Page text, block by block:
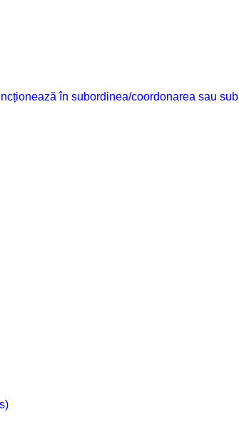
în subordinea/coordonarea sau sub